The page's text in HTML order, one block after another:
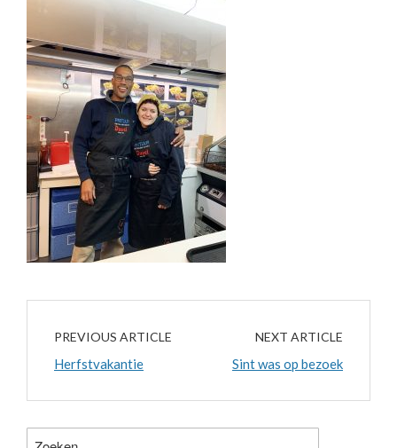
PREVIOUS ARTICLE
Herfstvakantie
NEXT ARTICLE
Sint was op bezoek